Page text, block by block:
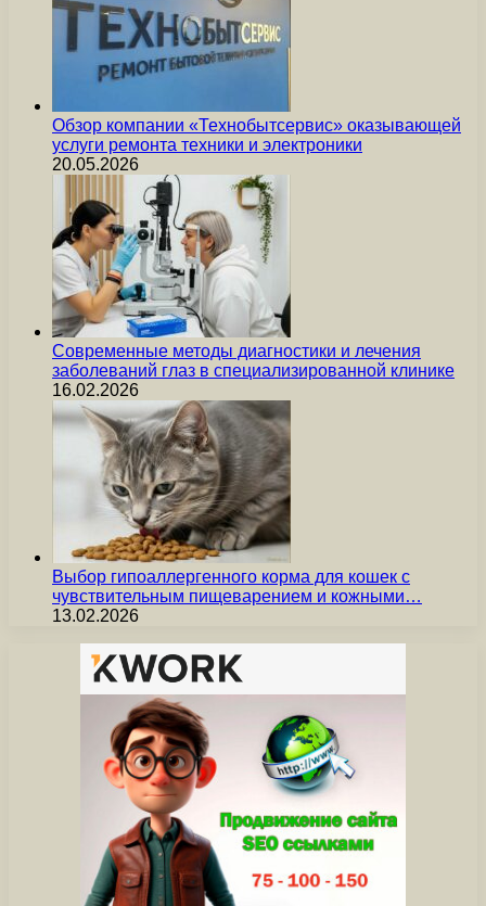
Обзор компании «Технобытсервис» оказывающей
услуги ремонта техники и электроники
20.05.2026
Современные методы диагностики и лечения
заболеваний глаз в специализированной клинике
16.02.2026
Выбор гипоаллергенного корма для кошек с
чувствительным пищеварением и кожными…
13.02.2026